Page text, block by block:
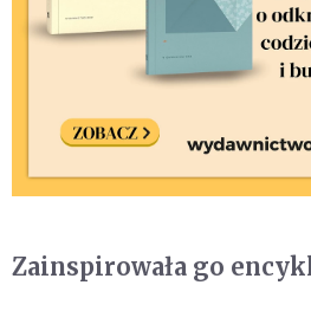
Zainspirowała go